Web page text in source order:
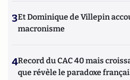
3Et Dominique de Villepin
macronisme
4Record du CAC 40 mais
que révèle le paradoxe